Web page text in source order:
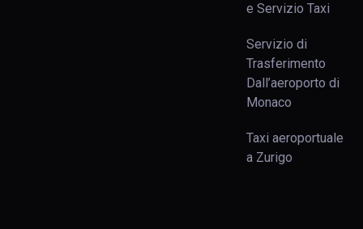
e Servizio Taxi
Servizio di
Trasferimento
Dall’aeroporto di
Monaco
Taxi aeroportuale
a Zurigo